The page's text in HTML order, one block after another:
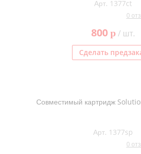
Арт. 1377ct
0
800 p/ шт.
Сделать
Совместимый картридж
Арт. 1377sp
0